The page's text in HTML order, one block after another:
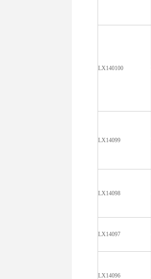
LX140100
LX14099
LX14098
LX14097
LX14096